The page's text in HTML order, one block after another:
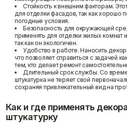
Доставка и оплата
Стойкость к внешним факторам.
для отделки фасадов, так как хорошо
погодные условия.
Безопасность для окружающей
применять для отделки жилых комнат
так как он экологичен.
Удобство в работе. Наносить
что позволяет справиться с задачей
тем, кто делает ремонт
Длительный срок службы. Со
штукатурка не теряет свой
сохраняя привлекательный вид на
Как и где применять
штукатурку